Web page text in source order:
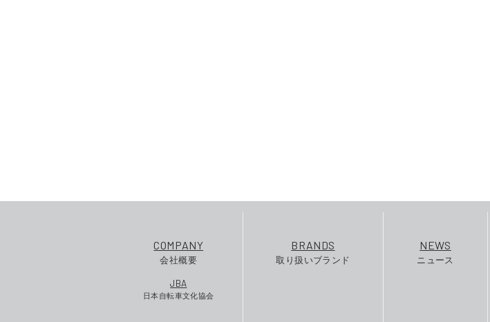
COMPANY
会社概要
JBA
日本自転車文化協会
BRANDS
取り扱いブランド
NEWS
ニュース